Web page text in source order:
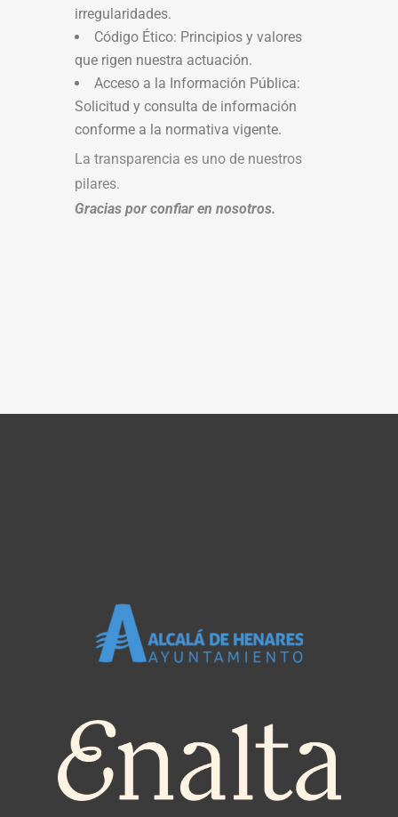
irregularidades.
Código Ético: Principios y valores
que rigen nuestra actuación.
Acceso a la Información Pública:
Solicitud y consulta de información
conforme a la normativa vigente.
La transparencia es uno de nuestros
pilares.
Gracias por confiar en nosotros.